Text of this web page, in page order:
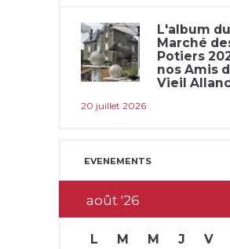
L'album du
Marché
Potiers
nos Amis
Vieil
20 juillet 2026
EVENEMENTS
août26
L M M J V